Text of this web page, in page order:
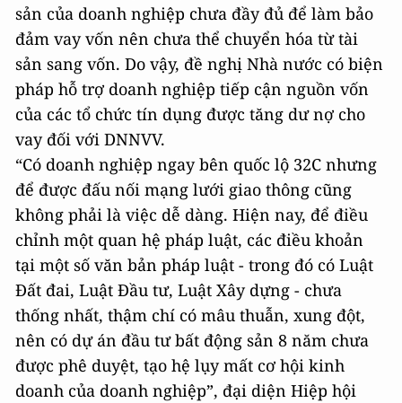
sản của doanh nghiệp chưa đầy đủ để làm bảo
đảm vay vốn nên chưa thể chuyển hóa từ tài
sản sang vốn. Do vậy, đề nghị Nhà nước có biện
pháp hỗ trợ doanh nghiệp tiếp cận nguồn vốn
của các tổ chức tín dụng được tăng dư nợ cho
vay đối với DNNVV.
“Có doanh nghiệp ngay bên quốc lộ 32C nhưng
để được đấu nối mạng lưới giao thông cũng
không phải là việc dễ dàng. Hiện nay, để điều
chỉnh một quan hệ pháp luật, các điều khoản
tại một số văn bản pháp luật - trong đó có Luật
Đất đai, Luật Đầu tư, Luật Xây dựng - chưa
thống nhất, thậm chí có mâu thuẫn, xung đột,
nên có dự án đầu tư bất động sản 8 năm chưa
được phê duyệt, tạo hệ lụy mất cơ hội kinh
doanh của doanh nghiệp”, đại diện Hiệp hội